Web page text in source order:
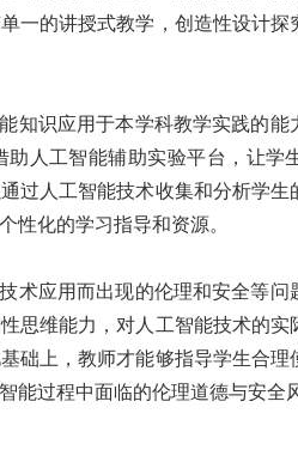
一的讲授式教学，创造性设计探
知识应用于本学科教学实践的
人工智能辅助实验平台，让学
过人工智能技术收集和分析学
性化的学习指导和资源。
术应用而出现的伦理和安全等问
思维能力，对人工智能技术的实
础上，教师才能够指导学生合
能过程中面临的伦理道德与安全